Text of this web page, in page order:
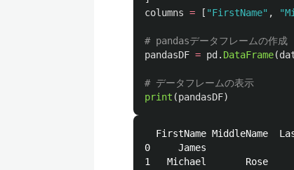
columns = [ "FirstName" , "
pandasDF = pd . DataFrame(
print (pandasDF)
FirstName MiddleName
0     James
1   Michael       Rose